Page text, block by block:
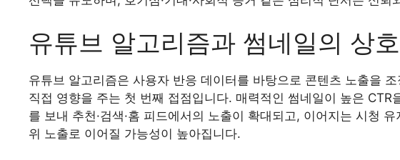
유튜브 알고리즘과 썸네일의 상
유튜브 알고리즘은 사용자 반응 데이터를 바탕으로 콘텐츠 노출을
직접 영향을 주는 첫 번째 접점입니다. 매력적인 썸네일이 높은
를 보내 추천·검색·홈 피드에서의 노출이 확대되고, 이어지는 시청
위 노출로 이어질 가능성이 높아집니다.